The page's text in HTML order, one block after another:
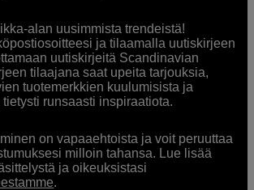
alan uusimmista trendeistä!
ja tilaamalla uutiskirjeen
uutiskirjeitä Scandinavian
tilaajana saat upeita tarjouksia,
tuotemerkkien kuulumisista ja
runsaasti inspiraatiota.
on vapaaehtoista ja voit peruuttaa
milloin tahansa. Lue lisää
ja oikeuksistasi
.